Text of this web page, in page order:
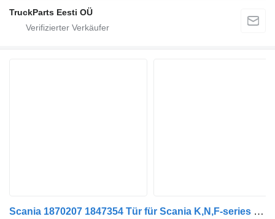
TruckParts Eesti OÜ
Scania 1870207 1847354 Tür für Scania K,N,F-series bus (2006-)